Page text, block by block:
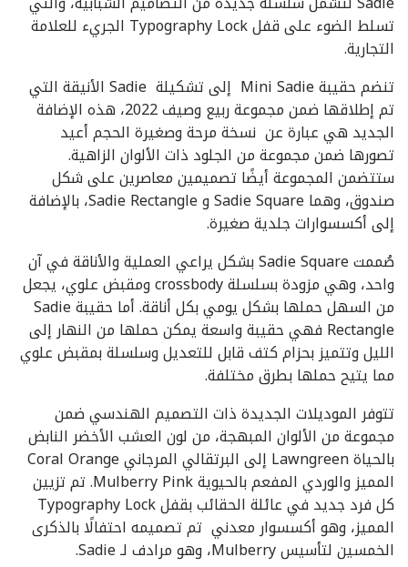
تسلط الضوء على قفل Typography Lock الجريء للعلامة
التجارية.
تنضم حقيبة Mini Sadie إلى تشكيلة Sadie الأنيقة التي
تم إطلاقها ضمن مجموعة ربيع وصيف 2022، هذه الإضافة
الجديد هي عبارة عن نسخة مرحة وصغيرة الحجم أعيد
تصورها ضمن مجموعة من الجلود ذات الألوان الزاهية.
ستتضمن المجموعة أيضًا تصميمين معاصرين على شكل
صندوق، وهما Sadie Square و Sadie Rectangle، بالإضافة
إلى أكسسوارات جلدية صغيرة.
صُممت Sadie Square بشكل يراعي العملية والأناقة في آن
واحد، وهي مزودة بسلسلة crossbody ومقبض علوي، يجعل
من السهل حملها بشكل يومي بكل أناقة. أما حقيبة Sadie
Rectangle فهي حقيبة واسعة يمكن حملها من النهار إلى
الليل وتتميز بحزام كتف قابل للتعديل وسلسلة بمقبض علوي
مما يتيح حملها بطرق مختلفة.
تتوفر الموديلات الجديدة ذات التصميم الهندسي ضمن
مجموعة من الألوان المبهجة، من لون العشب الأخضر النابض
بالحياة Lawngreen إلى البرتقالي المرجاني Coral Orange
المميز والوردي المفعم بالحيوية Mulberry Pink. تم تزيين
كل فرد جديد في عائلة الحقائب بقفل Typography Lock
المميز، وهو أكسسوار معدني تم تصميمه احتفالًا بالذكرى
الخمسين لتأسيس Mulberry، وهو مرادف لـ Sadie.